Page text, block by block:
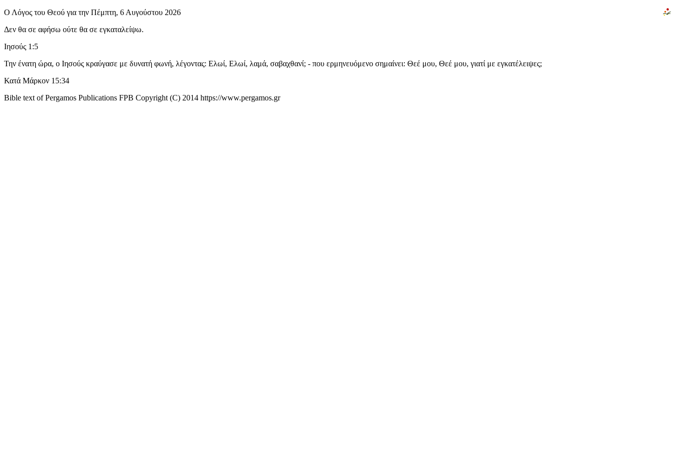
Ο Λόγος του Θεού για την Πέμπτη, 6 Αυγούστου 2026
Δεν θα σε αφήσω ούτε θα σε εγκαταλείψω.
Ιησούς 1:5
Την ένατη ώρα, ο Iησούς κραύγασε με δυνατή φωνή, λέγοντας: Eλωί, Eλωί, λαμά, σαβαχθανί; - που ερμηνευόμενο σημαίνει: Θεέ μου, Θεέ μου, γιατί με εγκατέλειψες;
Κατά Μάρκον 15:34
Bible text of Pergamos Publications FPB Copyright (C) 2014 https://www.pergamos.gr